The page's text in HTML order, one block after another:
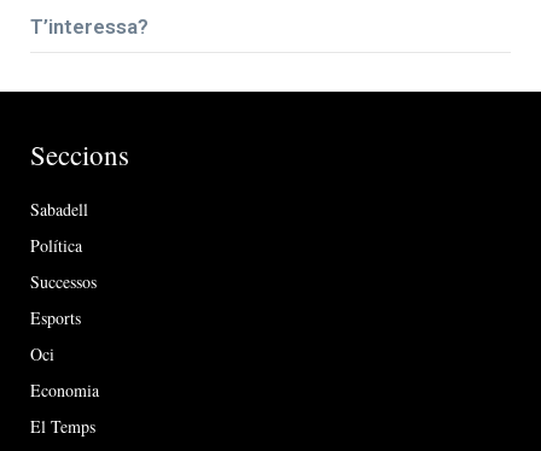
T’interessa?
Seccions
Sabadell
Política
Successos
Esports
Oci
Economia
El Temps